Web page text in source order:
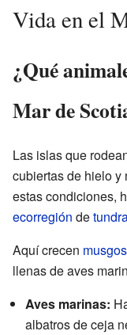
Vida en el
¿Qué
Mar de
Las islas que
cubiertas de hielo y
estas condiciones,
ecorregión de
Aquí crecen musgos
llenas de aves
Aves marinas:
albatros de ceja